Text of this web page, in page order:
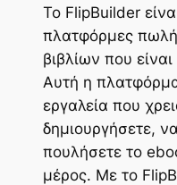
Το FlipBuilder
πλατφόρμες
βιβλίων που
Αυτή η
εργαλεία που
δημιουργήσετε,
πουλήσετε το
μέρος. Με το